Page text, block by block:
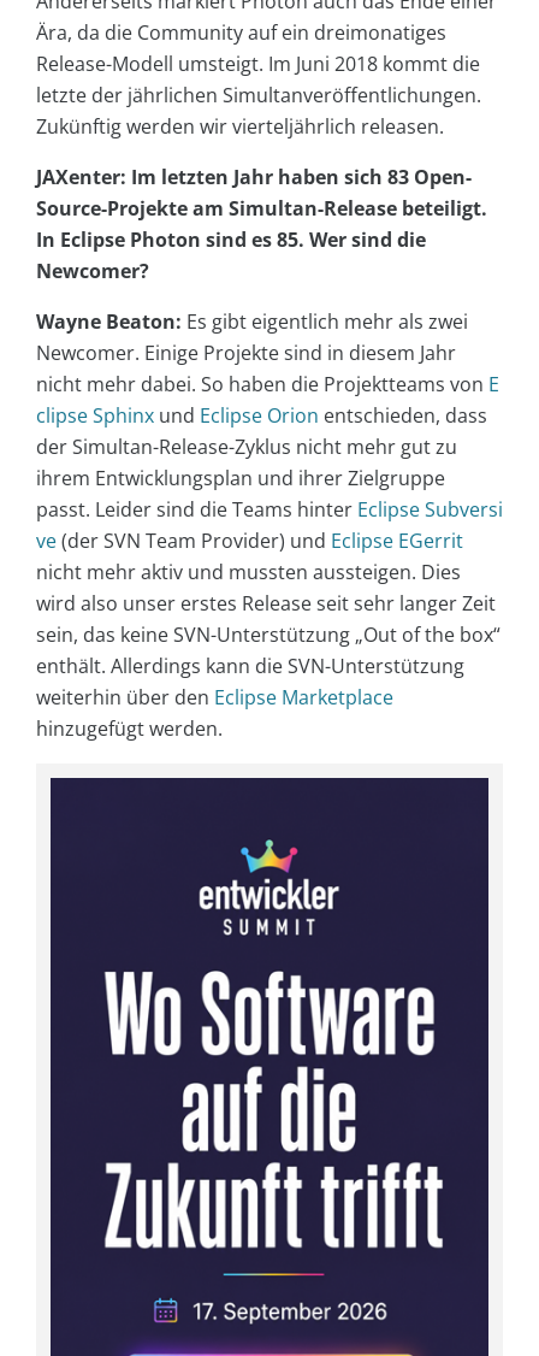
Ära, da die Community auf ein dreimonatiges
Release-Modell umsteigt. Im Juni 2018 kommt die
letzte der jährlichen Simultanveröffentlichungen.
Zukünftig werden wir vierteljährlich releasen.
JAXenter: Im letzten Jahr haben sich 83 Open-
Source-Projekte am Simultan-Release beteiligt.
In Eclipse Photon sind es 85. Wer sind die
Newcomer?
Wayne Beaton: Es gibt eigentlich mehr als zwei
Newcomer. Einige Projekte sind in diesem Jahr
nicht mehr dabei. So haben die Projektteams von E
clipse Sphinx und Eclipse Orion entschieden, dass
der Simultan-Release-Zyklus nicht mehr gut zu
ihrem Entwicklungsplan und ihrer Zielgruppe
passt. Leider sind die Teams hinter Eclipse Subversi
ve(der SVN Team Provider) und Eclipse EGerrit
nicht mehr aktiv und mussten aussteigen. Dies
wird also unser erstes Release seit sehr langer Zeit
sein, das keine SVN-Unterstützung „Out of the box“
enthält. Allerdings kann die SVN-Unterstützung
weiterhin über den Eclipse Marketplace
hinzugefügt werden.